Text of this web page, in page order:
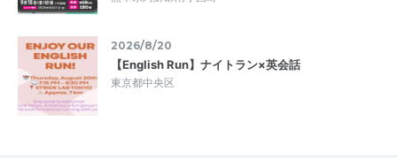
2026/8/20
【English Run】ナイトラン×英会話
東京都中央区